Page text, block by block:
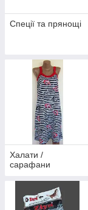
Спеції та прянощі
Халати /
сарафани